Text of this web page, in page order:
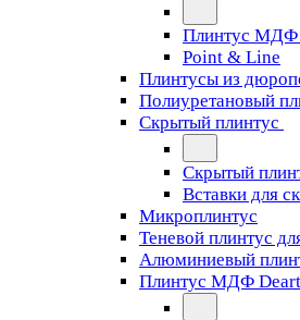
Плинтус МДФ
Point & Line
Плинтусы из
Полиуретановый
Скрытый плинтус
Скрытый
Вставки для
Микроплинтус
Теневой плинтус
Алюминиевый
Плинтус МДФ